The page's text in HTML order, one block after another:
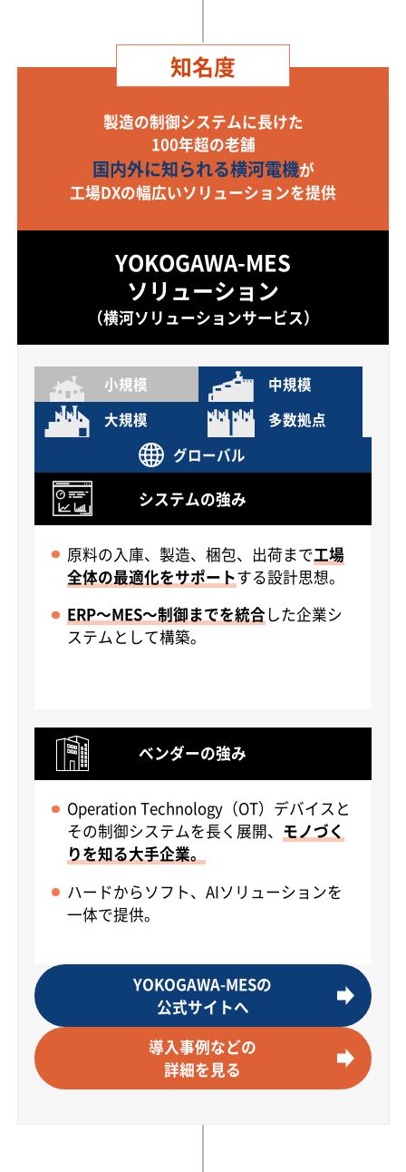
知名度
製造の制御システムに長けた
100年超の老舗
国内外に知られる横河電機が
工場DXの幅広いソリューションを提供
YOKOGAWA-MES
ソリューション
（横河ソリューションサービス）
小規模
中規模
大規模
多数拠点
グローバル
システムの強み
原料の入庫、製造、梱包、出荷まで工場
全体の最適化をサポートする設計思想。
ERP～MES～制御までを統合した企業シ
ステムとして構築。
ベンダーの強み
Operation Technology（OT）デバイスと
その制御システムを長く展開、 モノづく
りを知る大手企業。
ハードからソフト、AIソリューションを
一体で提供。
YOKOGAWA-MESの
公式サイトへ
導入事例などの
詳細を見る